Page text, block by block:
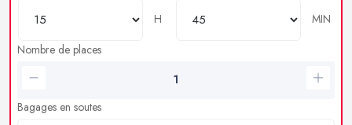
H
MIN
Nombre de places
Bagages en soutes